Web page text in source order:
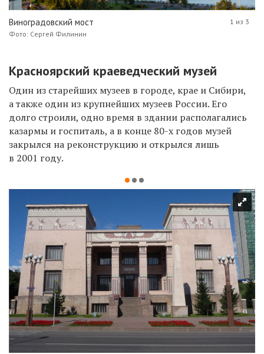
Виноградовский мост
Фото: Сергей Филинин
1 из 3
Красноярский краеведческий музей
Один из старейших музеев в городе, крае и Сибири,
а также один из крупнейших музеев России. Его
долго строили, одно время в здании располагались
казармы и госпиталь, а в конце 80-х годов музей
закрылся на реконструкцию и открылся лишь
в 2001 году.